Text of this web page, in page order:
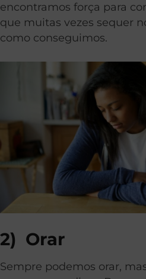
encontramos força para
que muitas vezes sequer
como conseguimos.
2) Orar
Sempre podemos orar,